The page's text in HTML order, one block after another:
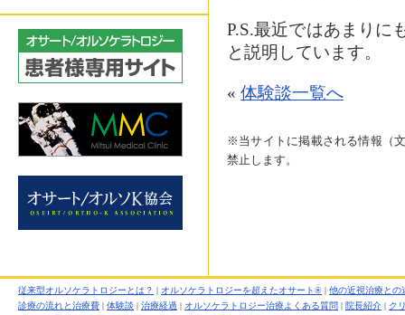
P.S.最近ではあまりに
と説明しています。
« 体験談一覧へ
※当サイトに掲載される情報（
禁止します。
従来型オルソケラトロジーとは？ | オルソケラトロジーを超えたオサート® | 他の近視治療との
診療の流れと治療費 | 体験談 | 治療経過 | オルソケラトロジー治療よくある質問 | 院長紹介 | ク